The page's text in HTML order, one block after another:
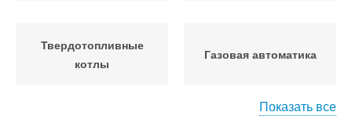
Твердотопливные
котлы
Газовая автоматика
Показать все